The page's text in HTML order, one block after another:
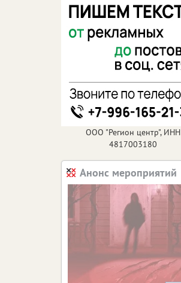
ООО "Регион центр", ИНН
4817003180
Анонс мероприятий